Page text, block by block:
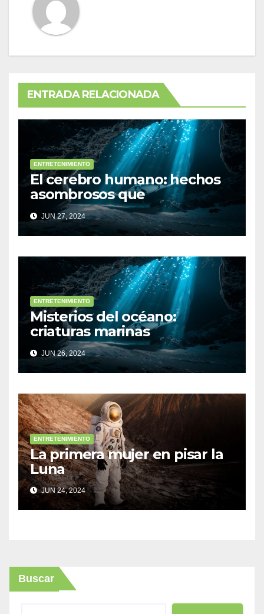
ENTRADA RELACIONADA
ENTRETENIMIENTO
El cerebro humano: hechos
asombrosos que
desconocías
JUN 27, 2024
ENTRETENIMIENTO
Misterios del océano:
criaturas marinas
sorprendentes
JUN 26, 2024
ENTRETENIMIENTO
La primera mujer en pisar la
Luna
JUN 24, 2024
Buscar